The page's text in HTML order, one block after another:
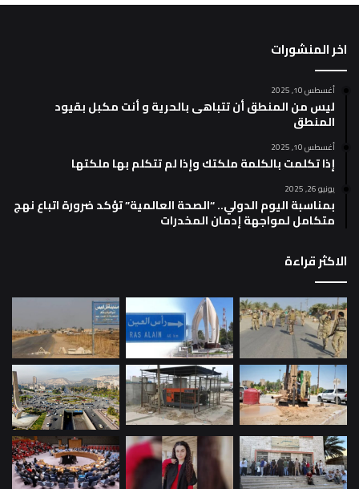
اخر المنشورات
أغسطس 10, 2025
ليس من المنطق أن تتباهى بالحرية و أنت مكبل بقيود
المنطق
أغسطس 10, 2025
إذا تكلمت بالكلمة ملكتك وإذا لم تتكلم بها ملكتها
يونيو 26, 2025
بمناسبة اليوم الدولي.. “الصحة العالمية” تؤكد ضرورة اتباع نهج
متكامل لمواجهة إدمان المخدرات
الاكثر قراءة